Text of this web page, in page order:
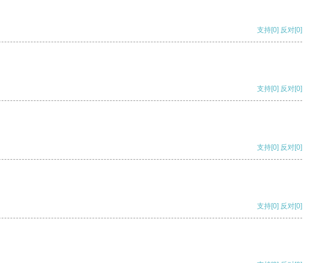
支持[0] 反对[0]
支持[0] 反对[0]
支持[0] 反对[0]
支持[0] 反对[0]